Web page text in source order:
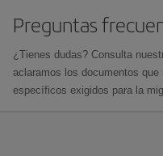
Preguntas
¿Tienes dudas? Consulta
aclaramos los documentos
específicos exigidos para la